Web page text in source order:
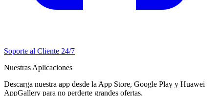
Soporte al Cliente 24/7
Nuestras Aplicaciones
Descarga nuestra app desde la App Store, Google Play y Huawei
AppGallery para no perderte grandes ofertas.